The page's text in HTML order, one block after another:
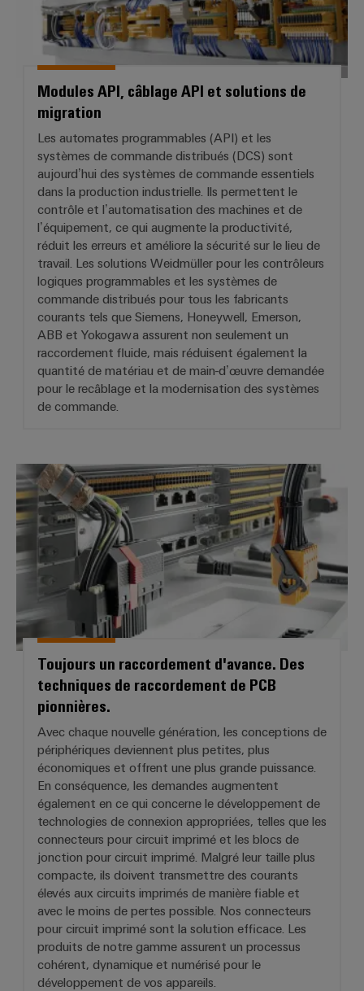
Modules API, câblage API et solutions de
migration
Les automates programmables (API) et les
systèmes de commande distribués (DCS) sont
aujourd’hui des systèmes de commande essentiels
dans la production industrielle. Ils permettent le
contrôle et l’automatisation des machines et de
l’équipement, ce qui augmente la productivité,
réduit les erreurs et améliore la sécurité sur le lieu de
travail. Les solutions Weidmüller pour les contrôleurs
logiques programmables et les systèmes de
commande distribués pour tous les fabricants
courants tels que Siemens, Honeywell, Emerson,
ABB et Yokogawa assurent non seulement un
raccordement fluide, mais réduisent également la
quantité de matériau et de main-d’œuvre demandée
pour le recâblage et la modernisation des systèmes
de commande.
Toujours un raccordement
Toujours un raccordement d'avance. Des
techniques de raccordement de PCB
pionnières.
Avec chaque nouvelle génération, les conceptions de
périphériques deviennent plus petites, plus
économiques et offrent une plus grande puissance.
En conséquence, les demandes augmentent
également en ce qui concerne le développement de
technologies de connexion appropriées, telles que les
connecteurs pour circuit imprimé et les blocs de
jonction pour circuit imprimé. Malgré leur taille plus
compacte, ils doivent transmettre des courants
élevés aux circuits imprimés de manière fiable et
avec le moins de pertes possible. Nos connecteurs
pour circuit imprimé sont la solution efficace. Les
produits de notre gamme assurent un processus
cohérent, dynamique et numérisé pour le
développement de vos appareils.